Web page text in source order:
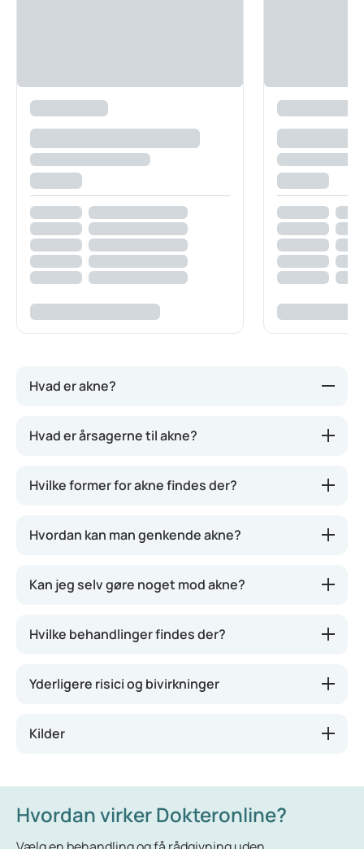
Hvad er akne?
Akne eller ungdomsbumser er en hudlidelse, hvor
talgkirtelfolliklen bliver betændt. Sygdommen ses
talgkirtler, nemlig i ansigtet, den såkaldte T-zone
Hvad er årsagerne til akne?
Hvilke former for akne findes der?
Hvordan kan man genkende akne?
Kan jeg selv gøre noget mod akne?
Hvilke behandlinger findes der?
Yderligere risici og bivirkninger
Kilder
Hvordan virker Dokteronline?